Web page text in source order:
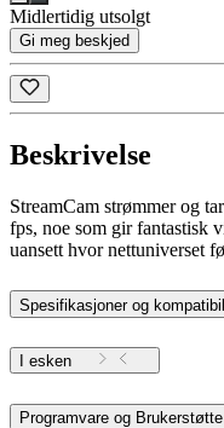
Midlertidig utsolgt
Gi meg beskjed
Beskrivelse
StreamCam strømmer og
fps, noe som gir fantastisk
uansett hvor nettuniverset
Spesifikasjoner og
I esken
Programvare og Brukerstøtte